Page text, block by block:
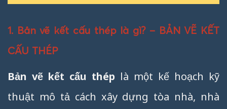
1. Bản vẽ kết cấu thép là gì? – BẢN VẼ KẾT
CẤU THÉP
Bản vẽ kết cấu thép là một kế hoạch kỹ
thuật mô tả cách xây dựng tòa nhà, nhà